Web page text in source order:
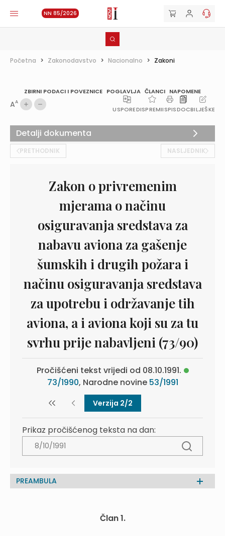
NN 85/2026
Početna > Zakonodavstvo > Nacionalno > Zakoni
ZBIRNI PODACI I POVEZNICE POGLAVLJA ČLANCI NAPOMENE
AA
USPOREDISPREMIISPISDOCBILJEŠKE
PRETHODNIK NASLJEDNIK
Zakon o privremenim
mjerama o načinu
osiguravanja sredstava za
nabavu aviona za gašenje
šumskih i drugih požara i
načinu osiguravanja sredstava
za upotrebu i održavanje tih
aviona, a i aviona koji su za tu
svrhu prije nabavljeni (73/90)
Pročišćeni tekst vrijedi od 08.10.1991.
73/1990, Narodne novine 53/1991
Verzija 2/2
Prikaz pročišćenog teksta na dan:
PREAMBULA
Član 1.
Detalji dokumenta